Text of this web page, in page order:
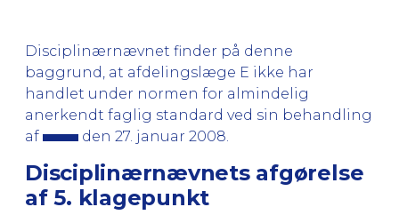
Disciplinærnævnet finder på denne
baggrund, at afdelingslæge E ikke har
handlet under normen for almindelig
anerkendt faglig standard ved sin behandling
af
den 27. januar 2008.
Disciplinærnævnets afgørelse
af 5. klagepunkt